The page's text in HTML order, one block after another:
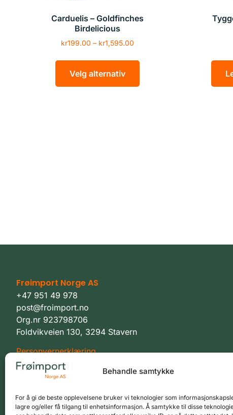
Behandle samtykke
For å gi de beste opplevelsene bruker vi teknologier som
lagre og/eller få tilgang til enhetsinformasjon. Å samtykke til disse
Carduelis – Goldfinches
Birdelicious
kr199.00 – kr1,595.00
Velg alternativ
Frøimport Norge AS
+47 951 49 978
post@froimport.no
Org.nr 923798706
Foldvikveien 130, 3294 Stavern
Personvernerklæring
Vilkår